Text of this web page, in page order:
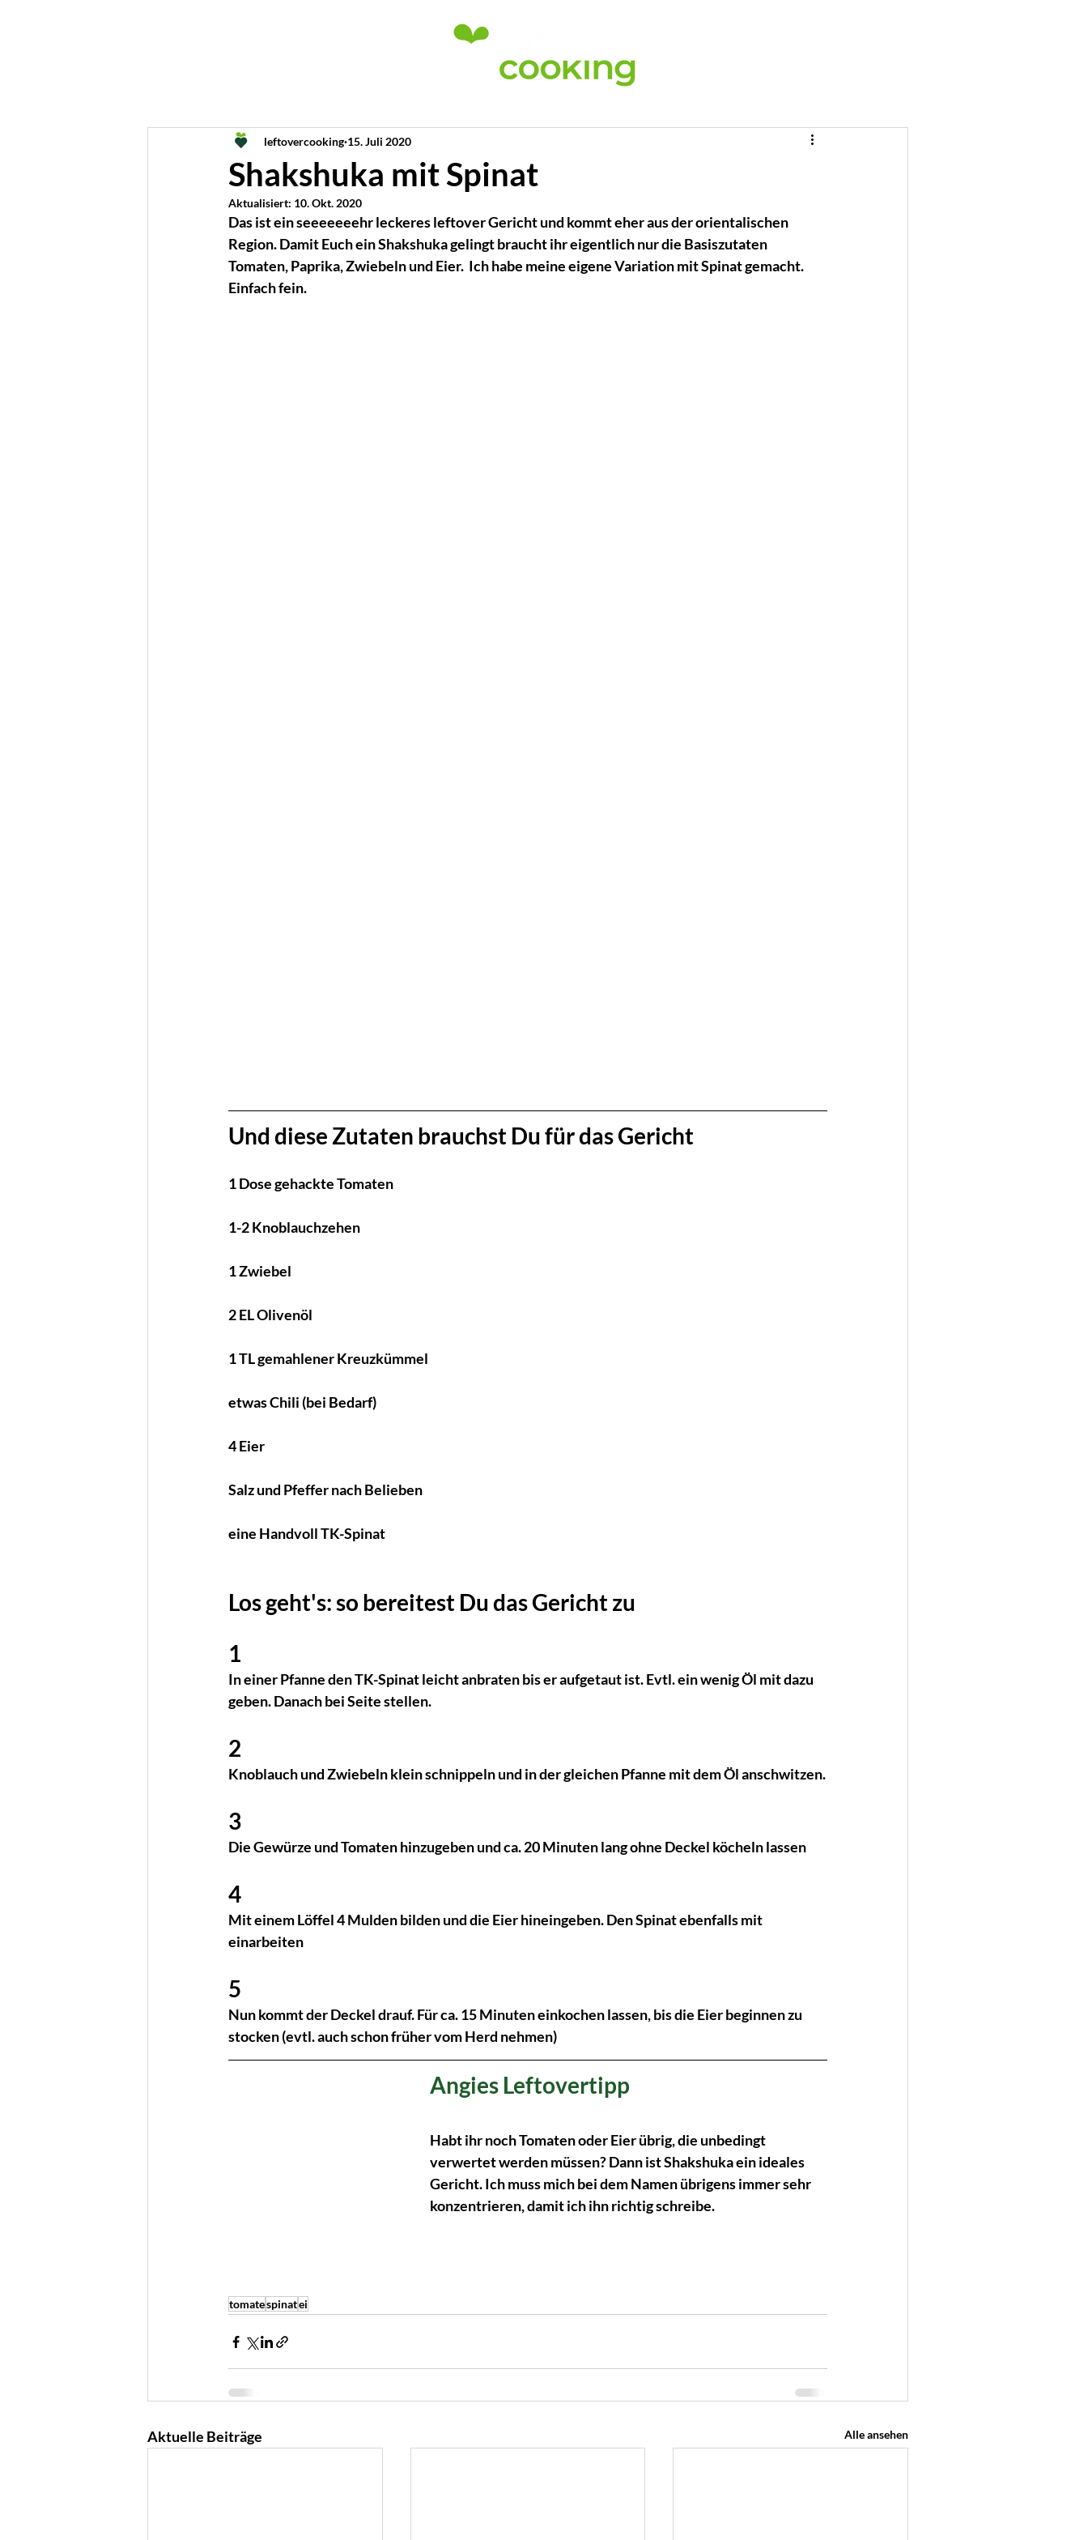
Shakshuka mit Spinat
leftovercooking 15. Juli 2020
Aktualisiert: 10. Okt. 2020
Das ist ein seeeeeeehr leckeres leftover Gericht und kommt eher aus der orientalischen
Region. Damit Euch ein Shakshuka gelingt braucht ihr eigentlich nur die Basiszutaten
Tomaten, Paprika, Zwiebeln und Eier.  Ich habe meine eigene Variation mit Spinat gemacht.
Einfach fein.
Und diese Zutaten brauchst Du für das Gericht
1 Dose gehackte Tomaten
1-2 Knoblauchzehen
1 Zwiebel
2 EL Olivenöl
1 TL gemahlener Kreuzkümmel
etwas Chili (bei Bedarf)
4 Eier
Salz und Pfeffer nach Belieben
eine Handvoll TK-Spinat
Los geht's: so bereitest Du das Gericht zu
1
In einer Pfanne den TK-Spinat leicht anbraten bis er aufgetaut ist. Evtl. ein wenig Öl mit dazu
geben. Danach bei Seite stellen.​
2
Knoblauch und Zwiebeln klein schnippeln und in der gleichen Pfanne mit dem Öl anschwitzen.
3
Die Gewürze und Tomaten hinzugeben und ca. 20 Minuten lang ohne Deckel köcheln lassen​
4
Mit einem Löffel 4 Mulden bilden und die Eier hineingeben. Den Spinat ebenfalls mit
einarbeiten
5
Nun kommt der Deckel drauf. Für ca. 15 Minuten einkochen lassen, bis die Eier beginnen zu
stocken (evtl. auch schon früher vom Herd nehmen)
Angies Leftovertipp
Habt ihr noch Tomaten oder Eier übrig, die unbedingt
verwertet werden müssen? Dann ist Shakshuka ein ideales
Gericht. Ich muss mich bei dem Namen übrigens immer sehr
konzentrieren, damit ich ihn richtig schreibe.
tomatespinatei
Aktuelle Beiträge Alle ansehen